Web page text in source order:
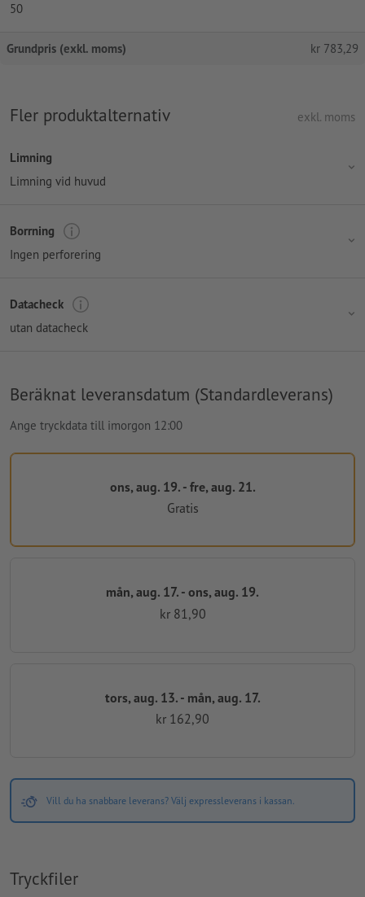
50
Grundpris (exkl. moms) kr 783,29
Fler produktalternativ exkl. moms
Limning
Limning vid huvud
Borrning
Ingen perforering
Datacheck
utan datacheck
Beräknat leveransdatum (Standardleverans)
Ange tryckdata till imorgon 12:00
ons, aug. 19. - fre, aug. 21.
Gratis
mån, aug. 17. - ons, aug. 19.
kr 81,90
tors, aug. 13. - mån, aug. 17.
kr 162,90
Vill du ha snabbare leverans? Välj expressleverans i kassan.
Tryckfiler